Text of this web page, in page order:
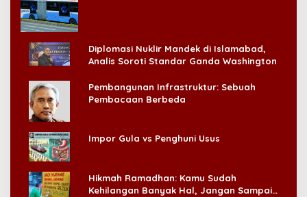
Diplomasi Nuklir Mandek di Islamabad,
Analis Soroti Standar Ganda Washington
Pembangunan Infrastruktur: Sebuah
Pembacaan Berbeda
Impor Gula vs Penghuni Usus
Hikmah Ramadhan: Kamu Sudah
Kehilangan Banyak Hal, Jangan Sampai